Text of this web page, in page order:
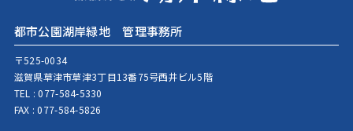
都市公園湖岸緑地 管理事務所
〒525-0034
滋賀県草津市草津3丁目13番75号西井ビル5階
TEL :077-584-5330
FAX : 077-584-5826